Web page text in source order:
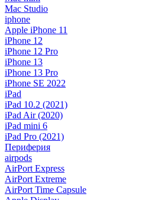
Mac Studio
iphone
Apple iPhone 11
iPhone 12
iPhone 12 Pro
iPhone 13
iPhone 13 Pro
iPhone SE 2022
iPad
iPad 10.2 (2021)
iPad Air (2020)
iPad mini 6
iPad Pro (2021)
Периферия
airpods
AirPort Express
AirPort Extreme
AirPort Time Capsule